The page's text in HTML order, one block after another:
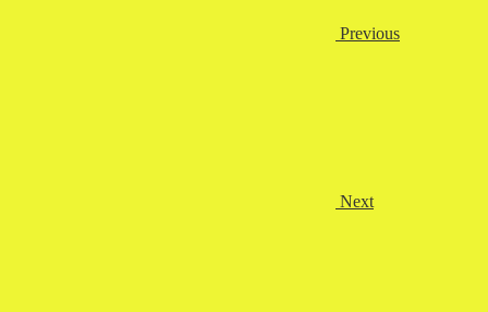
Previous
Next